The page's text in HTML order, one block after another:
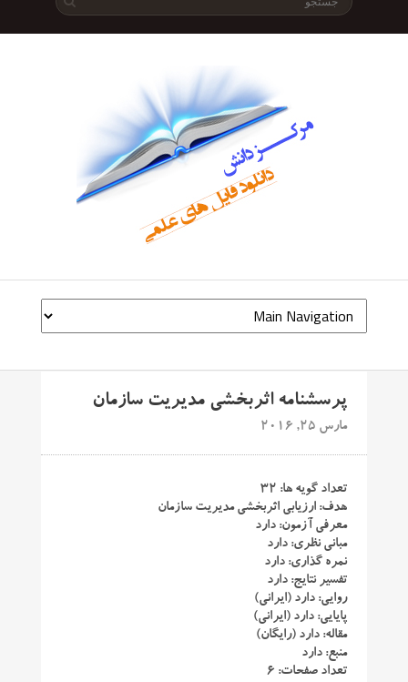
پرسشنامه اثربخشی مدیریت سازمان
مارس 25, 2016
تعداد گویه ها: ۳۲
هدف: ارزیابی اثربخشی مدیریت سازمان
معرفی آزمون: دارد
مبانی نظری: دارد
نمره گذاری: دارد
تفسیر نتایج: دارد
روایی: دارد (ایرانی)
پایایی: دارد (ایرانی)
مقاله: دارد (رایگان)
منبع: دارد
تعداد صفحات: ۶